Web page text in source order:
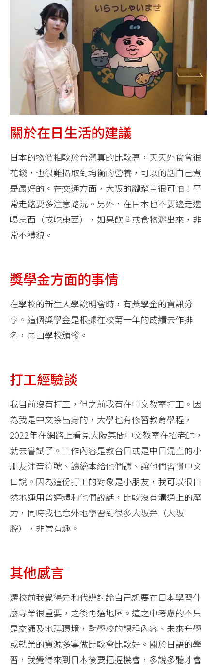
關於在日生活的建議
日本的物價相較於台灣真的比較高，天天外食會很
花錢，也很難攝取到均衡的營養，可以的話自己煮
是最好的。在交通方面，大阪的腳踏車很可怕！平
常走路要多注意路況。另外，在日本也不要邊走邊
喝東西（或吃東西），如果飲料或食物灑出來，非
常不禮貌。
獎學金方面的事情
在學校的新生入學說明會時，有獎學金的資訊分
享。這個獎學金是根據在校第一年的成績去作排
名，再由學校頒發。
打工經驗談
我目前沒有打工，但之前我有在中文教室打工。因
為我是中文系出身的，大學也有修習教育學程，
2022年在網路上看見大阪某間中文教室在招老師，
就去嘗試了。工作內容是教台日或是中日混血的小
朋友注音符號、讀繪本給他們聽、讓他們習慣中文
口說。因為這份打工的對象是小朋友，我可以很自
然地運用普通體和他們說話，比較沒有溝通上的壓
力，同時我也意外地學習到很多大阪弁（大阪
腔），非常有趣。
其他感言
選校前我覺得先和代辦討論自己想要在日本學習什
麼專業很重要，之後再選地區。這之中考慮的不只
是交通及地理環境，對學校的課程內容、未來升學
或就業的資源多寡做比較會比較好。關於日語的學
習，我覺得來到日本後要把握機會，多說多聽才會